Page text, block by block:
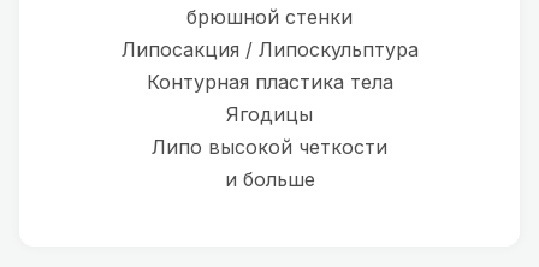
брюшной стенки
Липосакция / Липоскульптура
Контурная пластика тела
Ягодицы
Липо высокой четкости
и больше